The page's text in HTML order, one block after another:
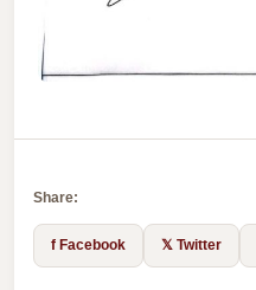
Share:
f Facebook 𝕏 Twitter